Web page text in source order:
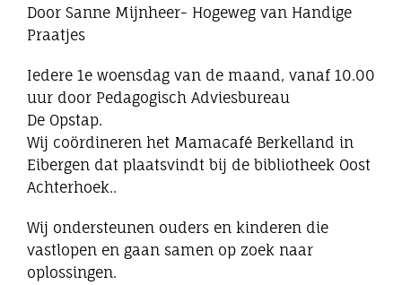
Door Sanne Mijnheer- Hogeweg van Handige
Praatjes
Iedere 1e woensdag van de maand, vanaf 10.00
uur door Pedagogisch Adviesbureau
De Opstap.
Wij coördineren het Mamacafé Berkelland in
Eibergen dat plaatsvindt bij de bibliotheek Oost
Achterhoek..
Wij ondersteunen ouders en kinderen die
vastlopen en gaan samen op zoek naar
oplossingen.